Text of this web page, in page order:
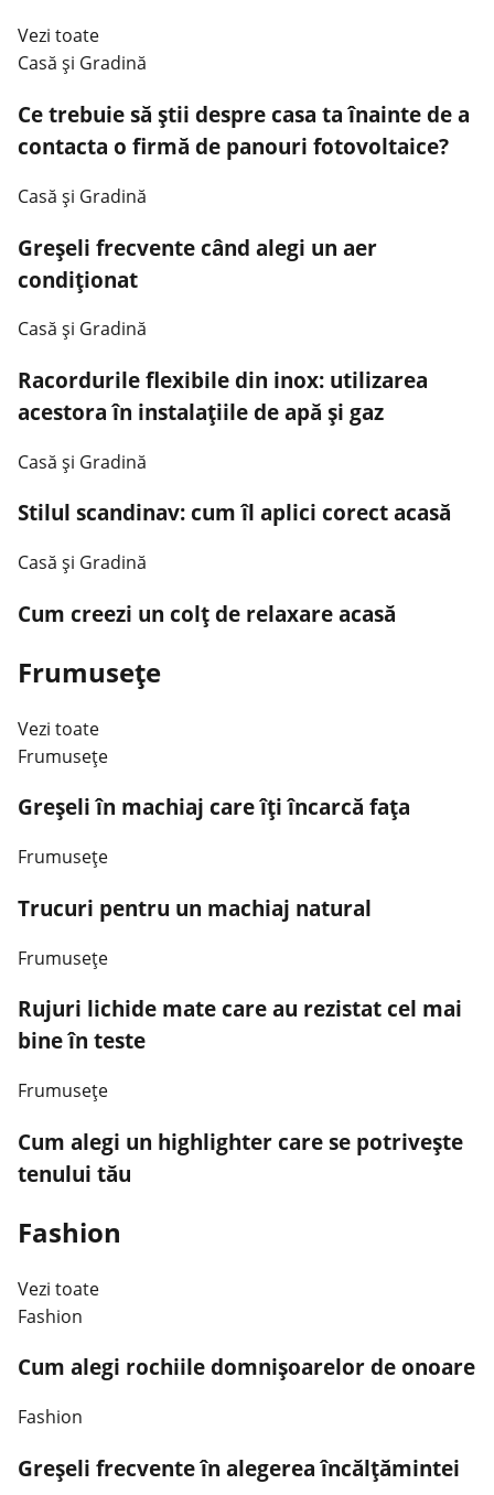
Vezi toate
Casă şi Gradină
Ce trebuie să știi despre casa ta înainte de a
contacta o firmă de panouri fotovoltaice?
Casă şi Gradină
Greșeli frecvente când alegi un aer
condiționat
Casă şi Gradină
Racordurile flexibile din inox: utilizarea
acestora în instalațiile de apă și gaz
Casă şi Gradină
Stilul scandinav: cum îl aplici corect acasă
Casă şi Gradină
Cum creezi un colț de relaxare acasă
Frumusețe
Vezi toate
Frumusețe
Greșeli în machiaj care îți încarcă fața
Frumusețe
Trucuri pentru un machiaj natural
Frumusețe
Rujuri lichide mate care au rezistat cel mai
bine în teste
Frumusețe
Cum alegi un highlighter care se potrivește
tenului tău
Fashion
Vezi toate
Fashion
Cum alegi rochiile domnișoarelor de onoare
Fashion
Greșeli frecvente în alegerea încălțămintei